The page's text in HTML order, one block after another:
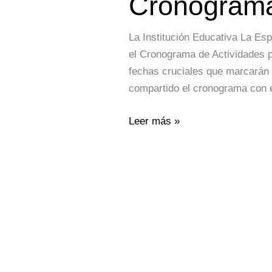
La Institución Educativa La
el Cronograma de Actividades
fechas cruciales que
compartido el cronograma
Leer más »